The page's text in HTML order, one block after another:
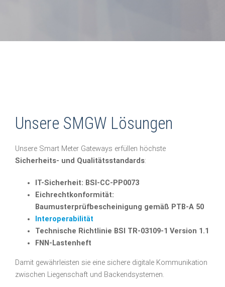
Unsere SMGW Lösungen
Unsere Smart Meter Gateways erfüllen höchste
Sicherheits- und Qualitätsstandards:
IT-Sicherheit: BSI-CC-PP0073
Eichrechtkonformität:
Baumusterprüfbescheinigung gemäß PTB-A 50
Interoperabilität
Technische Richtlinie BSI TR-03109-1 Version 1.1
FNN-Lastenheft
Damit gewährleisten sie eine sichere digitale Kommunikation
zwischen Liegenschaft und Backendsystemen.